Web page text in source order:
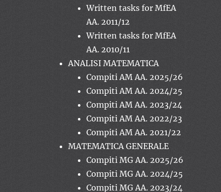
Written tasks for MfEA
AA. 2011/12
Written tasks for MfEA
AA. 2010/11
ANALISI MATEMATICA
Compiti AM AA. 2025/26
Compiti AM AA. 2024/25
Compiti AM AA. 2023/24
Compiti AM AA. 2022/23
Compiti AM AA. 2021/22
MATEMATICA GENERALE
Compiti MG AA. 2025/26
Compiti MG AA. 2024/25
Compiti MG AA. 2023/24